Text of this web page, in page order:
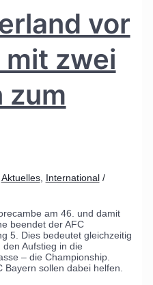
vor
zwei
zum
Aktuelles, International/
am 46. und damit
beendet der AFC
5. Dies bedeutet gleichzeitig
Aufstieg in die
– die Championship.
Bayern sollen dabei helfen.